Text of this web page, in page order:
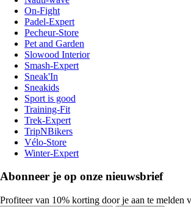
On-Fight
Padel-Expert
Pecheur-Store
Pet and Garden
Slowood Interior
Smash-Expert
Sneak'In
Sneakids
Sport is good
Training-Fit
Trek-Expert
TripNBikers
Vélo-Store
Winter-Expert
Abonneer je op onze nieuwsbrief
Profiteer van 10% korting door je aan te melden